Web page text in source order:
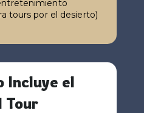
tours por el desierto)
Incluye el
Tour